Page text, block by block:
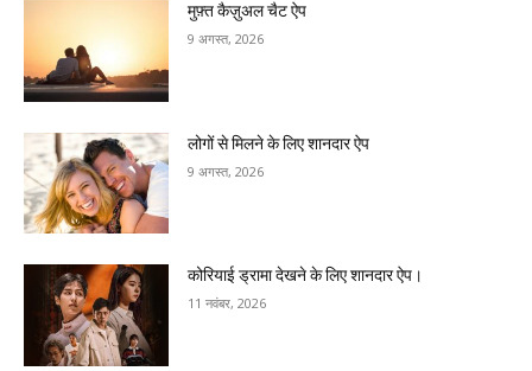
मुफ़्त कैज़ुअल चैट ऐप
9 अगस्त, 2026
लोगों से मिलने के लिए शानदार ऐप
9 अगस्त, 2026
कोरियाई ड्रामा देखने के लिए शानदार ऐप।
11 नवंबर, 2026